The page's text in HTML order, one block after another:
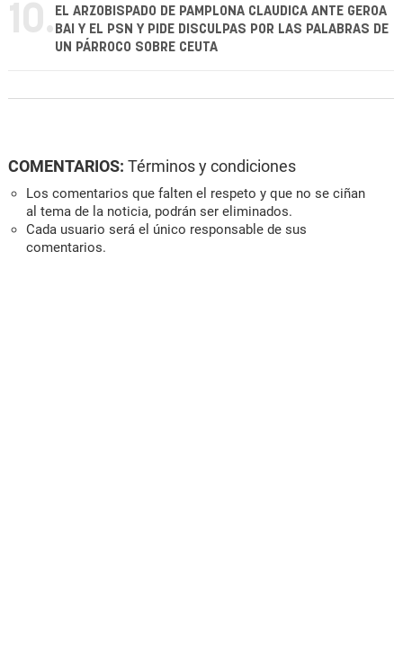
10. EL ARZOBISPADO DE PAMPLONA CLAUDICA ANTE GEROA
BAI Y EL PSN Y PIDE DISCULPAS POR LAS PALABRAS DE
UN PÁRROCO SOBRE CEUTA
COMENTARIOS: Términos y condiciones
Los comentarios que falten el respeto y que no se ciñan
al tema de la noticia, podrán ser eliminados.
Cada usuario será el único responsable de sus
comentarios.